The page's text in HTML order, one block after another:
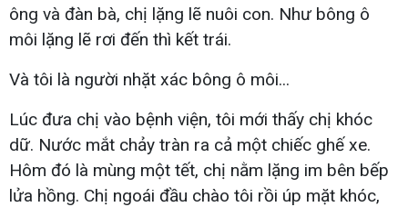
ông và đàn bà, chị lặng lẽ nuôi con. Như bông ô
môi lặng lẽ rơi đến thì kết trái.
Và tôi là người nhặt xác bông ô môi...
Lúc đưa chị vào bệnh viện, tôi mới thấy chị khóc
dữ. Nước mắt chảy tràn ra cả một chiếc ghế xe.
Hôm đó là mùng một tết, chị nằm lặng im bên bếp
lửa hồng. Chị ngoái đầu chào tôi rồi úp mặt khóc,